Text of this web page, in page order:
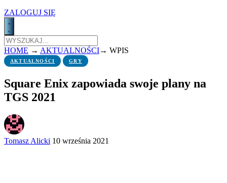
ZALOGUJ SIĘ
HOME → AKTUALNOŚCI→ WPIS
AKTUALNOŚCI GRY
Square Enix zapowiada swoje plany na
TGS 2021
Tomasz Alicki 10 września 2021